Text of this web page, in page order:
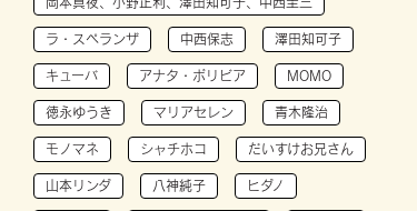
ラ・スペランザ 中西保志 澤田知可子
キューバ アナタ・ボリビア MOMO
徳永ゆうき マリアセレン 青木隆治
モノマネ シャチホコ だいすけお兄さん
山本リンダ 八神純子 ヒダノ